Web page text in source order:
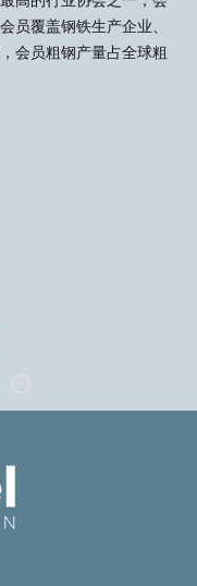
员覆盖钢铁生产企业、
会员粗钢产量占全球粗